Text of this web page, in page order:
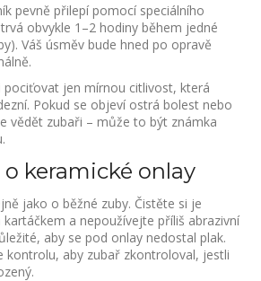
pevně přilepí pomocí speciálního
obvykle 1–2 hodiny během jedné
Váš úsměv bude hned po opravě
pociťovat jen mírnou citlivost, která
Pokud se objeví ostrá bolest nebo
vědět zubaři – může to být známka
keramické onlay
jako o běžné zuby. Čistěte si je
a nepoužívejte příliš abrazivní
aby se pod onlay nedostal plak.
kontrolu, aby zubař zkontroloval, jestli